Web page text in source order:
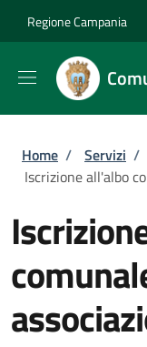
Regione Campania
Briciole
Home / Servizi /
Iscrizione all'albo